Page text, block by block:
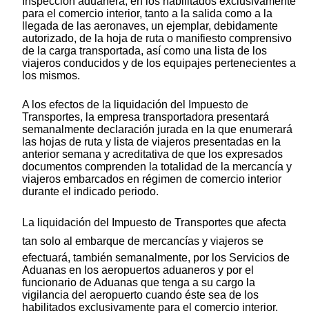
para el comercio interior, tanto a la salida como a la
llegada de las aeronaves, un ejemplar, debidamente
autorizado, de la hoja de ruta o manifiesto comprensivo
de la carga transportada, así como una lista de los
viajeros conducidos y de los equipajes pertenecientes a
los mismos.
A los efectos de la liquidación del Impuesto de
Transportes, la empresa transportadora presentará
semanalmente declaración jurada en la que enumerará
las hojas de ruta y lista de viajeros presentadas en la
anterior semana y acreditativa de que los expresados
documentos comprenden la totalidad de la mercancía y
viajeros embarcados en régimen de comercio interior
durante el indicado periodo.
La liquidación del Impuesto de Transportes que afecta
tan solo al embarque de mercancías y viajeros se
efectuará, también semanalmente, por los Servicios de
Aduanas en los aeropuertos aduaneros y por el
funcionario de Aduanas que tenga a su cargo la
vigilancia del aeropuerto cuando éste sea de los
habilitados exclusivamente para el comercio interior.